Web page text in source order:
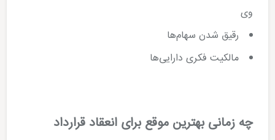
وی
رقیق شدن سهام‌ها
مالکیت فکری ‌دارایی‌ها
چه زمانی بهترین موقع برای انعقاد قرارداد